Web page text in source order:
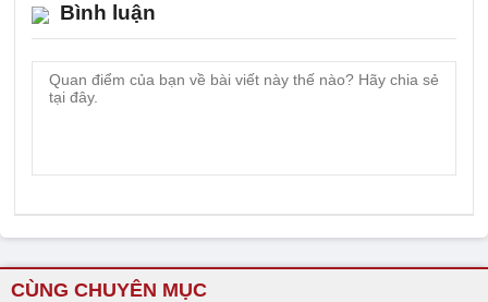
Bình luận
CÙNG CHUYÊN MỤC